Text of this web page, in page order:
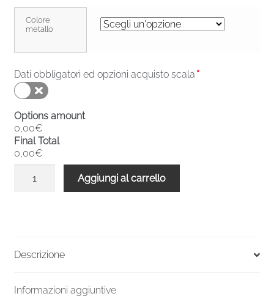
Colore
metallo
Dati obbligatori ed opzioni acquisto scala *
Options amount
0,00€
Final Total
0,00€
F20
H
Aggiungi al carrello
Descrizione
Informazioni aggiuntive